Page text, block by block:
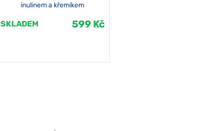
inulinem a křemíkem
SKLADEM 599 Kč